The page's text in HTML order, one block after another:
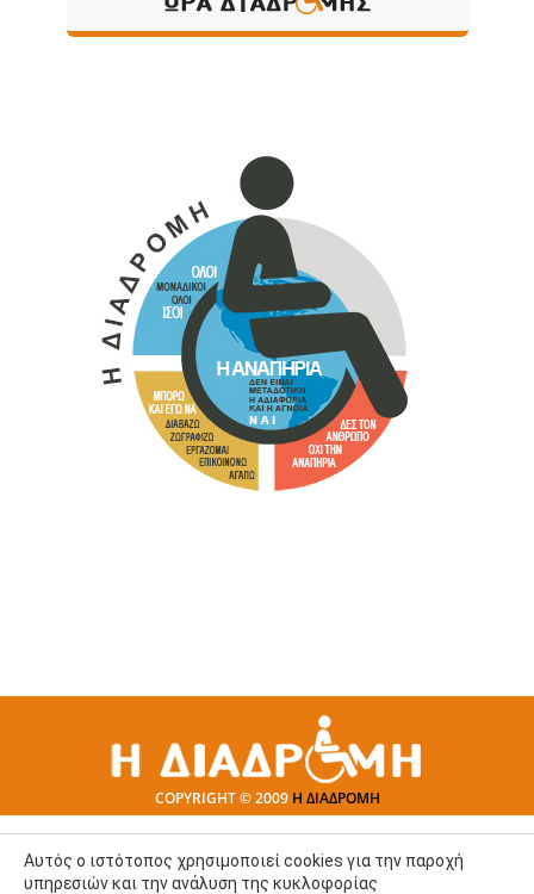
COPYRIGHT © 2009 Η ΔΙΑΔΡΟΜΗ
Αυτός ο ιστότοπος χρησιμοποιεί cookies για την παροχή
υπηρεσιών και την ανάλυση της κυκλοφορίας